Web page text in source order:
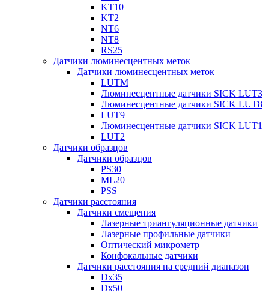
KT10
KT2
NT6
NT8
RS25
Датчики люминесцентных меток
Датчики люминесцентных меток
LUTM
Люминесцентные датчики SICK LUT3
Люминесцентные датчики SICK LUT8
LUT9
Люминесцентные датчики SICK LUT1
LUT2
Датчики образцов
Датчики образцов
PS30
ML20
PSS
Датчики расстояния
Датчики смещения
Лазерные триангуляционные датчики
Лазерные профильные датчики
Оптический микрометр
Конфокальные датчики
Датчики расстояния на средний диапазон
Dx35
Dx50